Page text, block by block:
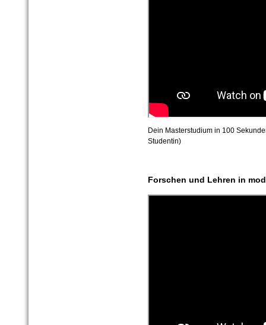
Dein Masterstudium in 100
Studentin)
Forschen und Lehren in